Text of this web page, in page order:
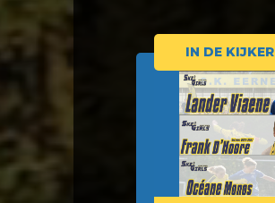
IN DE KIJKER